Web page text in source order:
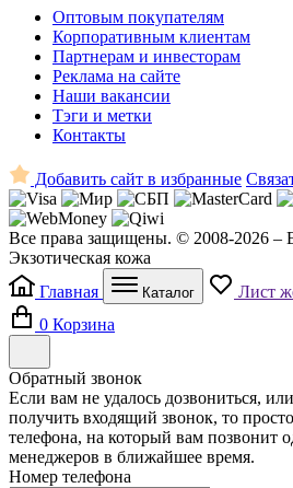
Оптовым покупателям
Корпоративным клиентам
Партнерам и инвесторам
Реклама на сайте
Наши вакансии
Тэги и метки
Контакты
Добавить сайт в избранные
Все права защищены. © 2008-2026 –
Экзотическая кожа
Главная
Каталог Лист
0 Корзина
Обратный звонок
Если вам не удалось дозвониться,
получить входящий звонок, то
телефона, на который вам позвонит
менеджеров в ближайшее время.
Номер телефона